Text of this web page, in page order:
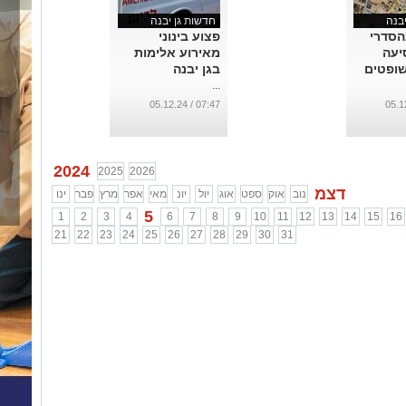
חדשות גן יבנה
פצוע בינוני
מאירוע אלימות
בגן יבנה
...
07:47 / 05.12.24
2024 2025 2026
ינו
פבר מרץ אפר מאי יונ יול אוג ספט אוק נוב דצמ
1 2 3 4 5 6 7 8 9 10 11 12 13 14 15
16
21
22 23 24 25 26 27 28 29 30 31